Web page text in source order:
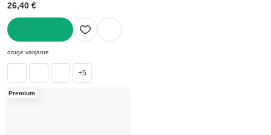
26,40 €
U KOŠARICU
druge varijante
+5
Premium